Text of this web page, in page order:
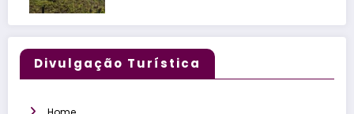
Divulgação Turística